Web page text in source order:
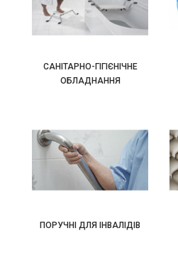
САНІТАРНО-ГІГІЄНІЧНЕ
ОБЛАДНАННЯ
ПОРУЧНІ ДЛЯ ІНВАЛІДІВ